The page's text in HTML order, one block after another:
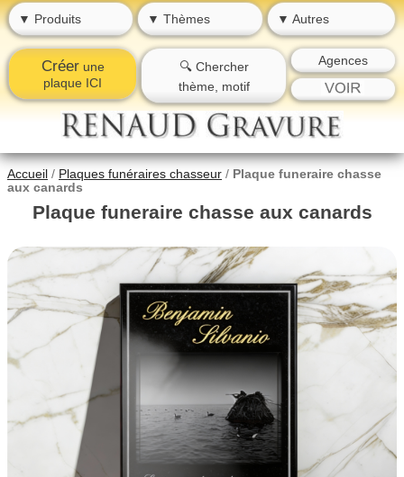
▼ Produits ▼ Thèmes ▼ Autres
Créerune
plaque ICI
🔍 Chercher
thème, motif
Agences
Accueil / Plaques funéraires chasseur / Plaque funeraire chasse
aux canards
Plaque funeraire chasse aux canards